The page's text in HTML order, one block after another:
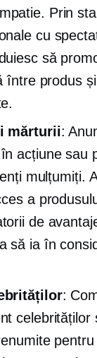
Prin
cu
să
între produs
mărturii:
acțiune sau
mulțumiți.
a
de
să ia în
:
celebrităților